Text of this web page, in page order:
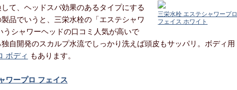
三栄水栓 エステシャワープロ
フェイス ホワイト
て、ヘッドスパ効果のあるタイプにする
品でいうと、三栄水栓の「エステシャワ
うシャワーヘッドの口コミ人気が高いで
自開発のスカルプ水流でしっかり洗えば頭皮もサッパリ。ボディ用
ボディ もあります。
ワープロ フェイス